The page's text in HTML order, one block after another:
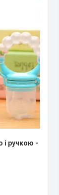
і ручкою -